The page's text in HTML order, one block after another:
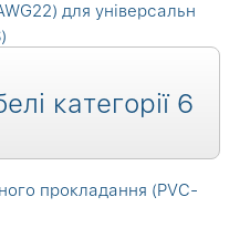
для універсальн
категорії 6
прокладання (PVC-